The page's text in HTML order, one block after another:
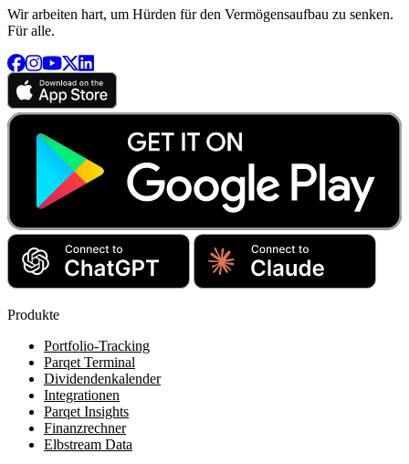
Wir arbeiten hart, um Hürden für den Vermögensaufbau zu senken.
Für alle.
Produkte
Portfolio-Tracking
Parqet Terminal
Dividendenkalender
Integrationen
Parqet Insights
Finanzrechner
Elbstream Data